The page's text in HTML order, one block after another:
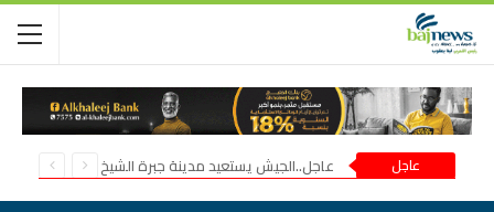
عاجل عاجل..الجيش يستعيد مدينة جبرة الشيخ في شمال كردفان